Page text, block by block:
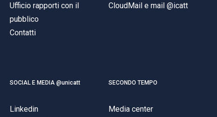
Ufficio rapporti con il
pubblico
Contatti
CloudMail e mail @icatt
SOCIAL E MEDIA @unicatt
Linkedin
SECONDO TEMPO
Media center